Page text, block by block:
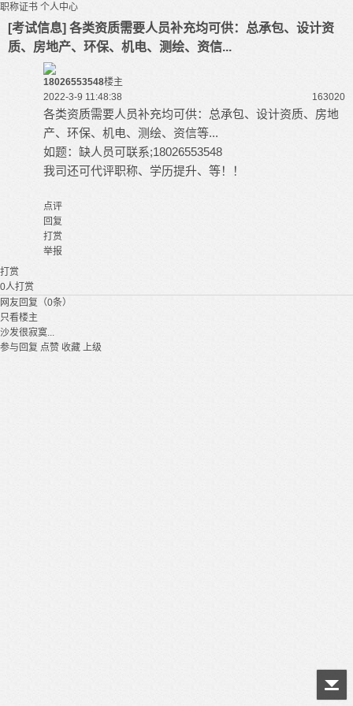
职称证书 个人中心
[考试信息] 各类资质需要人员补充均可供：总承包、设计资
质、房地产、环保、机电、测绘、资信...
18026553548楼主
2022-3-9 11:48:38
163020
各类资质需要人员补充均可供：总承包、设计资质、房地
产、环保、机电、测绘、资信等...
如题：缺人员可联系;18026553548
我司还可代评职称、学历提升、等！！
点评
回复
打赏
举报
打赏
0人打赏
网友回复（0条）
只看楼主
沙发很寂寞...
参与回复 点赞 收藏 上级